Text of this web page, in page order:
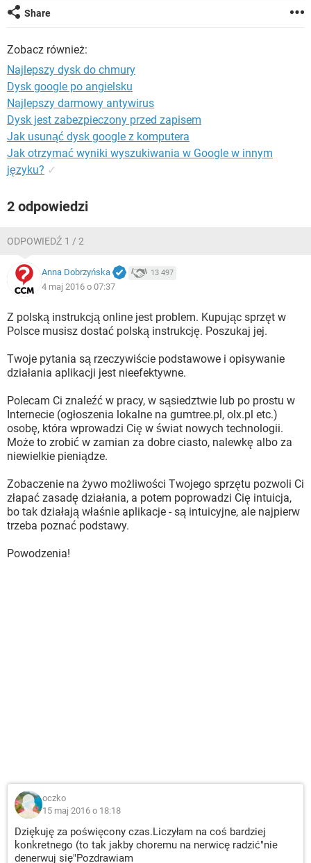
Share
Zobacz również:
Najlepszy dysk do chmury
Dysk google po angielsku
Najlepszy darmowy antywirus
Dysk jest zabezpieczony przed zapisem
Jak usunąć dysk google z komputera
Jak otrzymać wyniki wyszukiwania w Google w innym
języku? ✓
2 odpowiedzi
ODPOWIEDŹ 1 / 2
Anna Dobrzyńska 13 497
4 maj 2016 o 07:37
Z polską instrukcją online jest problem. Kupując sprzęt w
Polsce musisz dostać polską instrukcję. Poszukaj jej.
Twoje pytania są rzeczywiście podstawowe i opisywanie
działania aplikacji jest nieefektywne.
Polecam Ci znaleźć w pracy, w sąsiedztwie lub po prostu w
Internecie (ogłoszenia lokalne na gumtree.pl, olx.pl etc.)
osobę, która wprowadzi Cię w świat nowych technologii.
Może to zrobić w zamian za dobre ciasto, nalewkę albo za
niewielkie pieniądze.
Zobaczenie na żywo możliwości Twojego sprzętu pozwoli Ci
złapać zasadę działania, a potem poprowadzi Cię intuicja,
bo tak działają właśnie aplikacje - są intuicyjne, ale najpierw
trzeba poznać podstawy.
Powodzenia!
oczko
15 maj 2016 o 18:18
Dziękuję za poświęcony czas.Liczyłam na coś bardziej
konkretnego (to tak jakby choremu na nerwicę radzić"nie
denerwuj się"Pozdrawiam